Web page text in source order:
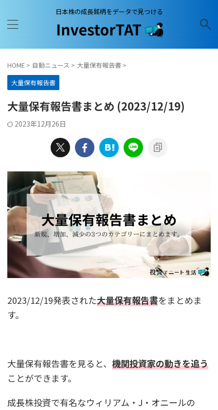
日本株の成長銘柄をデータで見つける
HOME > 自動ニュース > 大量保有報告書 >
大量保有報告書
大量保有報告書まとめ (2023/12/19)
2023年12月26日
2023/12/19発表された大量保有報告書をまとめま
す。
大量保有報告書を見ると、 機関投資家の動きを追う
ことができます。
成長株投資で有名なウィリアム・J・オニールの